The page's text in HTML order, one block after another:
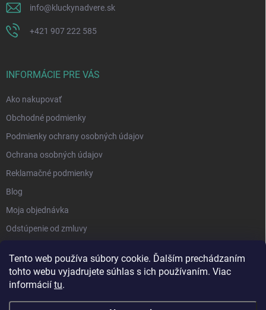
Tento web používa súbory cookie. Ďalším prechádzaním
tohto webu vyjadrujete súhlas s ich používaním. Viac
informácií tu.
info@kluckynadvere.sk
+421 907 222 585
INFORMÁCIE PRE VÁS
Ako nakupovať
Obchodné podmienky
Podmienky ochrany osobných údajov
Ochrana osobných údajov
Reklamačné podmienky
Blog
Moja objednávka
Odstúpenie od zmluvy